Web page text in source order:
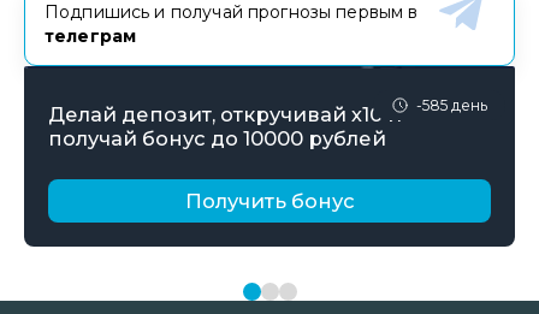
Подпишись и получай прогнозы первым в
телеграм
-585 день
Делай депозит, откручивай х10 и
получай бонус до 10000 рублей
Получить бонус